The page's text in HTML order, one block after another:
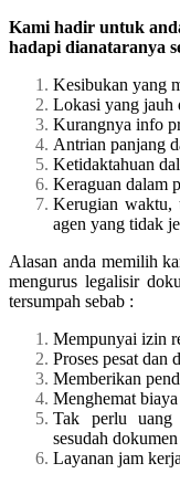
Kami hadir untuk
hadapi dianataranya
Kesibukan yang
Lokasi yang jauh
Kurangnya info
Antrian panjang
Ketidaktahuan
Keraguan dalam
Kerugian waktu,
agen yang tidak
Alasan anda memilih
mengurus legalisir
tersumpah sebab :
Mempunyai izin
Proses pesat dan
Memberikan
Menghemat
Tak perlu uang
sesudah
Layanan jam